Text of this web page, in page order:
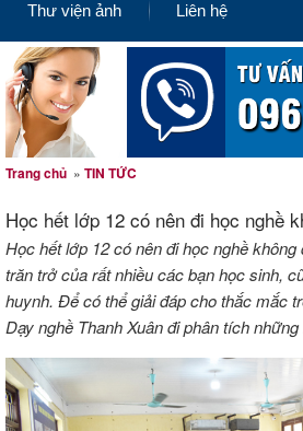
Thư viện ảnh Liên hệ
Trang chủ » TIN TỨC
Học hết lớp 12 có nên đi học nghề
Học hết lớp 12 có nên đi học nghề không
trăn trở của rất nhiều các bạn học sinh,
huynh. Để có thể giải đáp cho thắc mắc
Dạy nghề Thanh Xuân đi phân tích